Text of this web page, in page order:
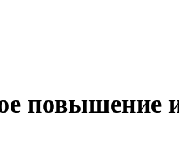
повышение и